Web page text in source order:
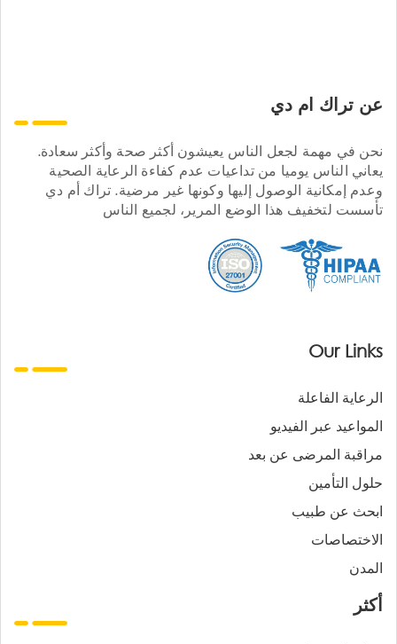
عن تراك ام دي
نحن في مهمة لجعل الناس يعيشون أكثر صحة وأكثر سعادة.
يعاني الناس يوميا من تداعيات عدم كفاءة الرعاية الصحية
وعدم إمكانية الوصول إليها وكونها غير مرضية. تراك أم دي
تأسست لتخفيف هذا الوضع المرير، لجميع الناس
Our Links
الرعاية الفاعلة
المواعيد عبر الفيديو
مراقبة المرضى عن بعد
حلول التأمين
ابحث عن طبيب
الاختصاصات
المدن
أكثر